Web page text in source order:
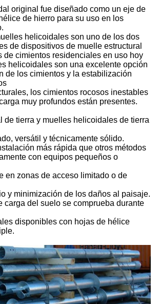
original fue diseñado como un eje de
de hierro para su uso en los
helicoidales son uno de los dos
de dispositivos de muelle estructural
de cimientos residenciales en uso hoy
helicoidales son una excelente opción
de los cimientos y la estabilización
los cimientos rocosos inestables
muy profundos están presentes.
de tierra y muelles helicoidales de tierra
versátil y técnicamente sólido.
más rápida que otros métodos
con equipos pequeños o
en zonas de acceso limitado o de
y minimización de los daños al paisaje.
carga del suelo se comprueba durante
disponibles con hojas de hélice